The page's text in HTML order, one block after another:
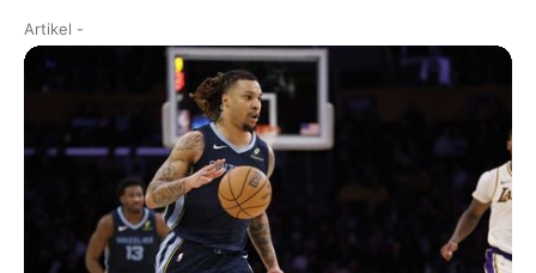
Artikel -